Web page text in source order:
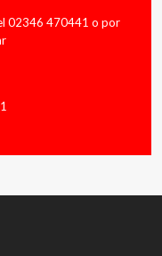
02346 470441 o por